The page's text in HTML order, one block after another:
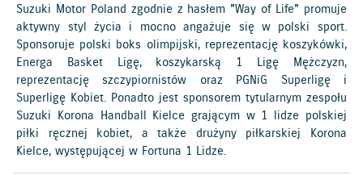
Suzuki Motor Poland zgodnie z hasłem "Way of Life" promuje
aktywny styl życia i mocno angażuje się w polski sport.
Sponsoruje polski boks olimpijski, reprezentację koszykówki,
Energa Basket Ligę, koszykarską 1 Ligę Mężczyzn,
reprezentację szczypiornistów oraz PGNiG Superligę i
Superligę Kobiet. Ponadto jest sponsorem tytularnym zespołu
Suzuki Korona Handball Kielce grającym w 1 lidze polskiej
piłki ręcznej kobiet, a także drużyny piłkarskiej Korona
Kielce, występującej w Fortuna 1 Lidze.